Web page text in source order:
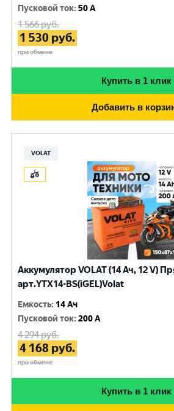
Пусковой ток:50 A
1 566руб.
1 530 руб.
при обмене
Купить в 1 клик
Добавить в
VOLAT
Аккумулятор VOLAT (14 Ач, 12 V)
арт.YTX14-BS(iGEL)Volat
Емкость: 14 Ач
Пусковой ток:200 A
4 294руб.
4 168 руб.
при обмене
Купить в 1 клик